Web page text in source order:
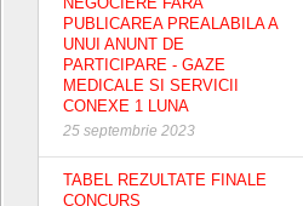
PUBLICAREA PREALABILA A
UNUI ANUNT DE
PARTICIPARE - GAZE
MEDICALE SI SERVICII
CONEXE 1 LUNA
25 septembrie 2023
TABEL REZULTATE FINALE
CONCURS